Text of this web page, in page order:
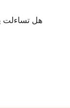
هل تساءلت